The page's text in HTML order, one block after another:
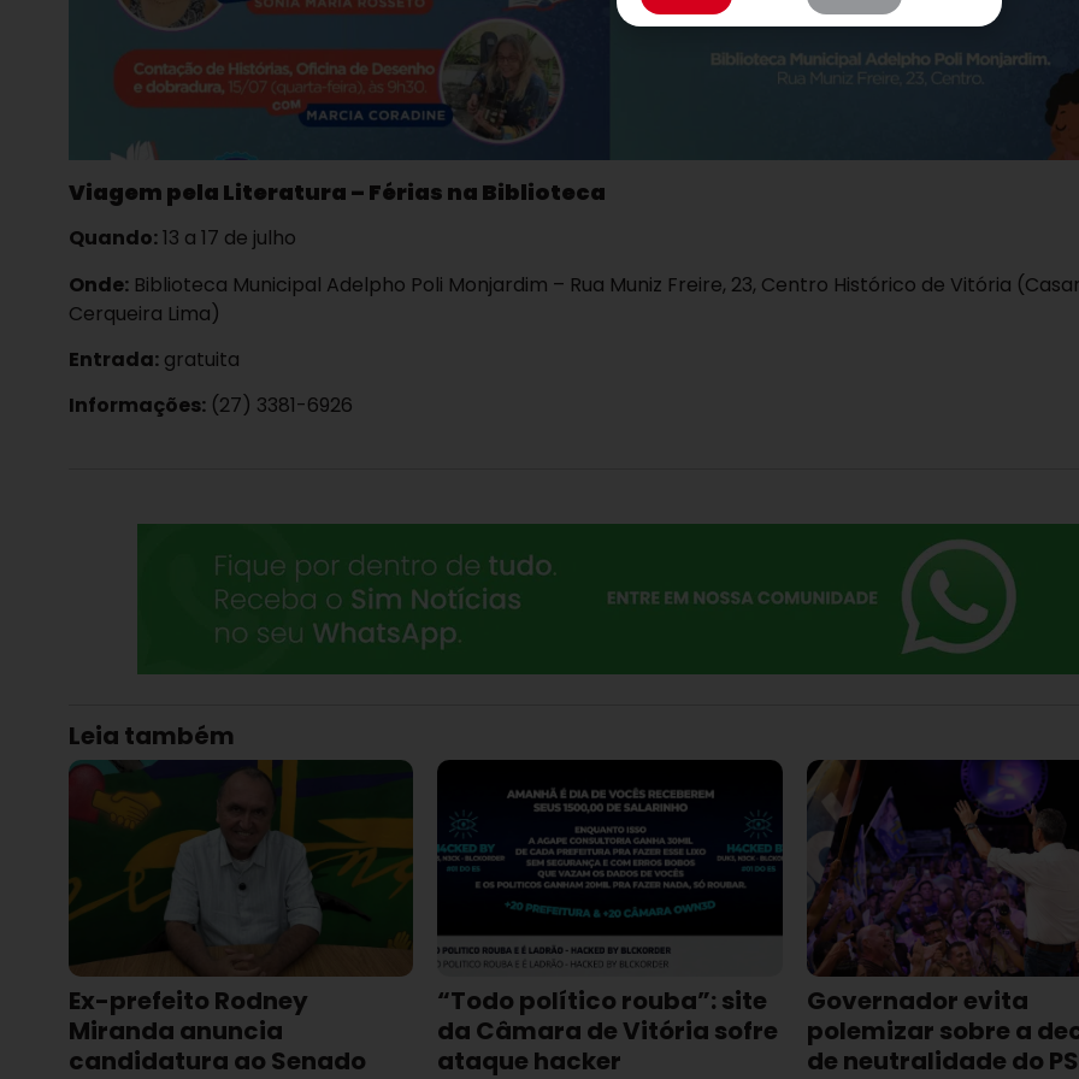
Viagem pela Literatura – Férias na Biblioteca
Quando:13 a 17 de julho
Onde: Biblioteca Municipal Adelpho Poli Monjardim – Rua Muniz Freire, 23, Centro Histórico de Vitória
Cerqueira Lima)
Entrada: gratuita
Informações: (27) 3381-6926
Leia também
Ex-prefeito Rodney
Miranda anuncia
candidatura ao Senado
“Todo político rouba”: site
da Câmara de Vitória sofre
ataque hacker
Governador evita
polemizar sobre a
de neutralidade do